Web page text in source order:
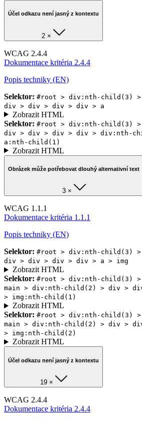
Účel odkazu není jasný z kontextu
2 ×
WCAG 2.4.4
Dokumentace kritéria 2.4.4
Popis techniky (EN)
Selektor: #root > div:nth-child(3)
div > div > div > div > a
Zobrazit HTML
Selektor: #root > div:nth-child(3)
div > div > div > div > div:nth-
a:nth-child(1)
Zobrazit HTML
Obrázek může potřebovat dlouhý alternativní text
3 ×
WCAG 1.1.1
Dokumentace kritéria 1.1.1
Popis techniky (EN)
Selektor: #root > div:nth-child(3)
div > div > div > div > a > img
Zobrazit HTML
Selektor: #root > div:nth-child(3)
main > div:nth-child(2) > div >
> img:nth-child(1)
Zobrazit HTML
Selektor: #root > div:nth-child(3)
main > div:nth-child(2) > div >
> img:nth-child(2)
Zobrazit HTML
Účel odkazu není jasný z kontextu
19 ×
WCAG 2.4.4
Dokumentace kritéria 2.4.4